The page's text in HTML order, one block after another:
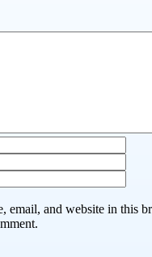
email, and website in this